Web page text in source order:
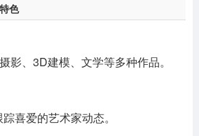
色
影、3D建模、文学等多种作品。
喜爱的艺术家动态。